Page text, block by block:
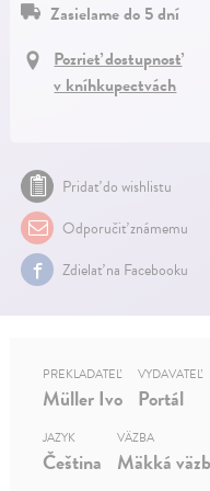
Zasielame do 5 dní
Pozrieť dostupnosť
v kníhkupectvách
Pridať do wishlistu
Odporučiť známemu
Zdielať na Facebooku
PREKLADATEĽ
Müller Ivo
VYDAVATEĽ
Portál
JAZYK
Čeština
VÄZBA
Mäkká